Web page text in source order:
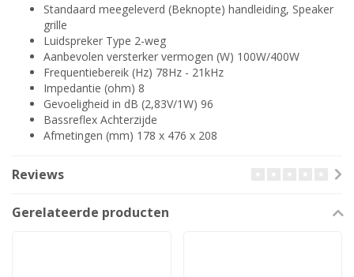
Standaard meegeleverd (Beknopte) handleiding, Speaker
grille
Luidspreker Type 2-weg
Aanbevolen versterker vermogen (W) 100W/400W
Frequentiebereik (Hz) 78Hz - 21kHz
Impedantie (ohm) 8
Gevoeligheid in dB (2,83V/1W) 96
Bassreflex Achterzijde
Afmetingen (mm) 178 x 476 x 208
Reviews
Gerelateerde producten